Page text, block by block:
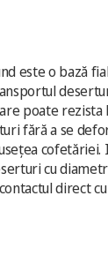
este o bază
poate
fără a se
cu
direct